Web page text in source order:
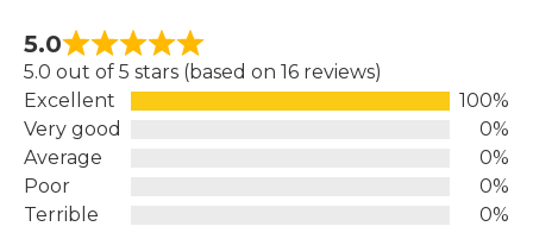
5.0
5.0 out of 5 stars (based on 16 reviews)
Excellent
100%
Very good
0%
Average
0%
Poor
0%
Terrible
0%